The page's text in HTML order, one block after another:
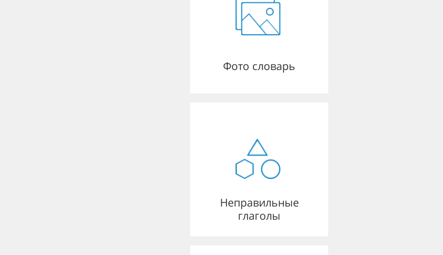
Фото словарь
Неправильные
глаголы